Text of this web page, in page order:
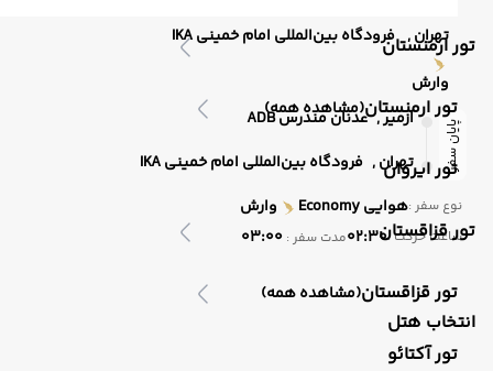
تور ارمنستان
تور ارمنستان(مشاهده همه)
تور ایروان
تور قزاقستان
تور قزاقستان(مشاهده همه)
تور آکتائو
تهران , فرودگاه بین‌المللی امام خمینی IKA
وارش
پایان سفر ازمیر , عدنان مندرس ADB
تهران , فرودگاه بین‌المللی امام خمینی IKA
نوع سفر :هوایی وارش
ساعت حرکت :02:30مدت سفر : 03:00
انتخاب هتل